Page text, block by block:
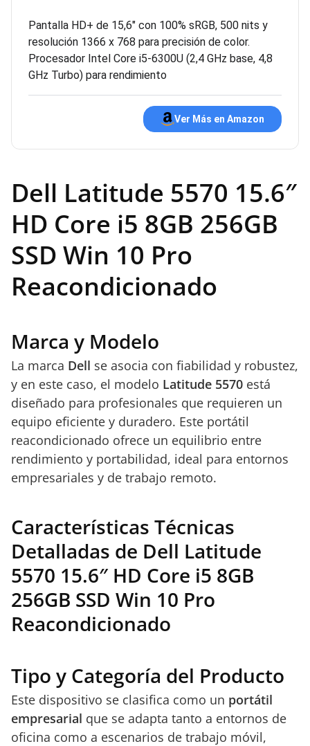
Pantalla HD+ de 15,6″ con 100% sRGB, 500 nits y
resolución 1366 x 768 para precisión de color.
Procesador Intel Core i5-6300U (2,4 GHz base, 4,8
GHz Turbo) para rendimiento
Ver Más en Amazon
Dell Latitude 5570 15.6″
HD Core i5 8GB 256GB
SSD Win 10 Pro
Reacondicionado
Marca y Modelo
La marca Dell se asocia con fiabilidad y robustez,
y en este caso, el modelo Latitude 5570 está
diseñado para profesionales que requieren un
equipo eficiente y duradero. Este portátil
reacondicionado ofrece un equilibrio entre
rendimiento y portabilidad, ideal para entornos
empresariales y de trabajo remoto.
Características Técnicas
Detalladas de Dell Latitude
5570 15.6″ HD Core i5 8GB
256GB SSD Win 10 Pro
Reacondicionado
Tipo y Categoría del Producto
Este dispositivo se clasifica como un portátil
empresarial que se adapta tanto a entornos de
oficina como a escenarios de trabajo móvil,